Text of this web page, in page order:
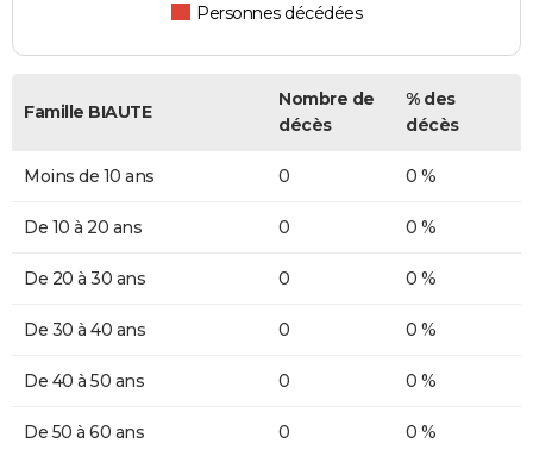
Personnes décédées
Famille BIAUTE
Nombre de
décès
% des
décès
Moins de 10 ans 0 0 %
De 10 à 20 ans 0 0 %
De 20 à 30 ans 0 0 %
De 30 à 40 ans 0 0 %
De 40 à 50 ans 0 0 %
De 50 à 60 ans 0 0 %